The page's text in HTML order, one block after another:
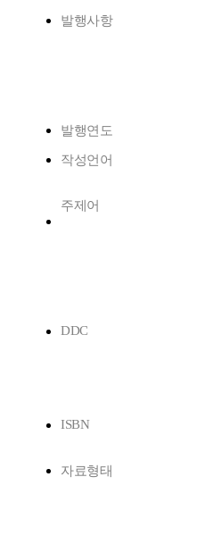
발행사항
발행연도
작성언어
주제어
DDC
ISBN
자료형태